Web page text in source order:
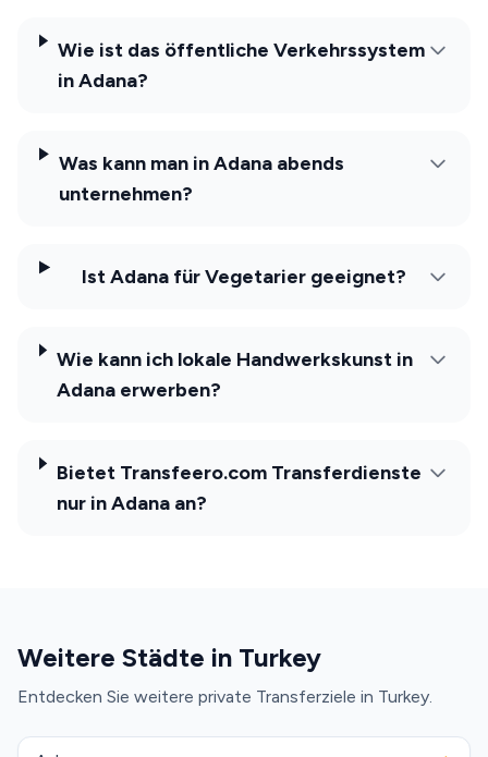
Wie ist das öffentliche Verkehrssystem
in Adana?
Was kann man in Adana abends
unternehmen?
Ist Adana für Vegetarier geeignet?
Wie kann ich lokale Handwerkskunst in
Adana erwerben?
Bietet Transfeero.com Transferdienste
nur in Adana an?
Weitere Städte in Turkey
Entdecken Sie weitere private Transferziele in Turkey.